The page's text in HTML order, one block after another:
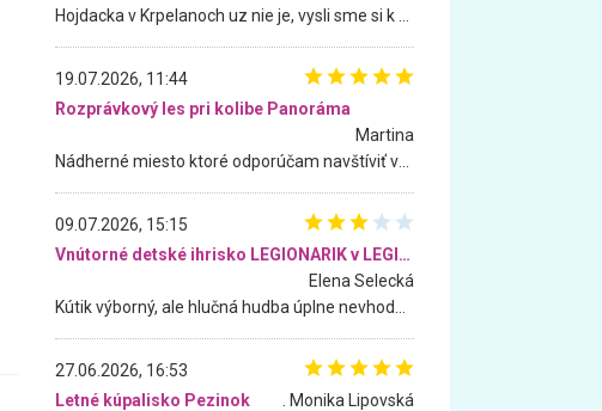
19.07.2026, 11:44
Rozprávkový les pri kolibe Panoráma
Martina
09.07.2026, 15:15
Vnútorné detské ihrisko LEGIONARIK v LEGIA Fitness
Elena Selecká
27.06.2026, 16:53
Letné kúpalisko Pezinok
. Monika Lipovská